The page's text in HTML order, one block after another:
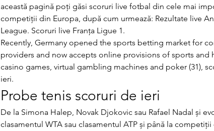
această pagină poți găsi scoruri live fotbal din cele mai
competiții din Europa, după cum urmează: Rezultate live
League. Scoruri live Franța Ligue 1.
Recently, Germany opened the sports betting market for
providers and now accepts online provisions of sports and
casino games, virtual gambling machines and poker (31),
ieri.
Probe tenis scoruri de ieri
De la Simona Halep, Novak Djokovic sau Rafael Nadal și
clasamentul WTA sau clasamentul ATP și până la competiții